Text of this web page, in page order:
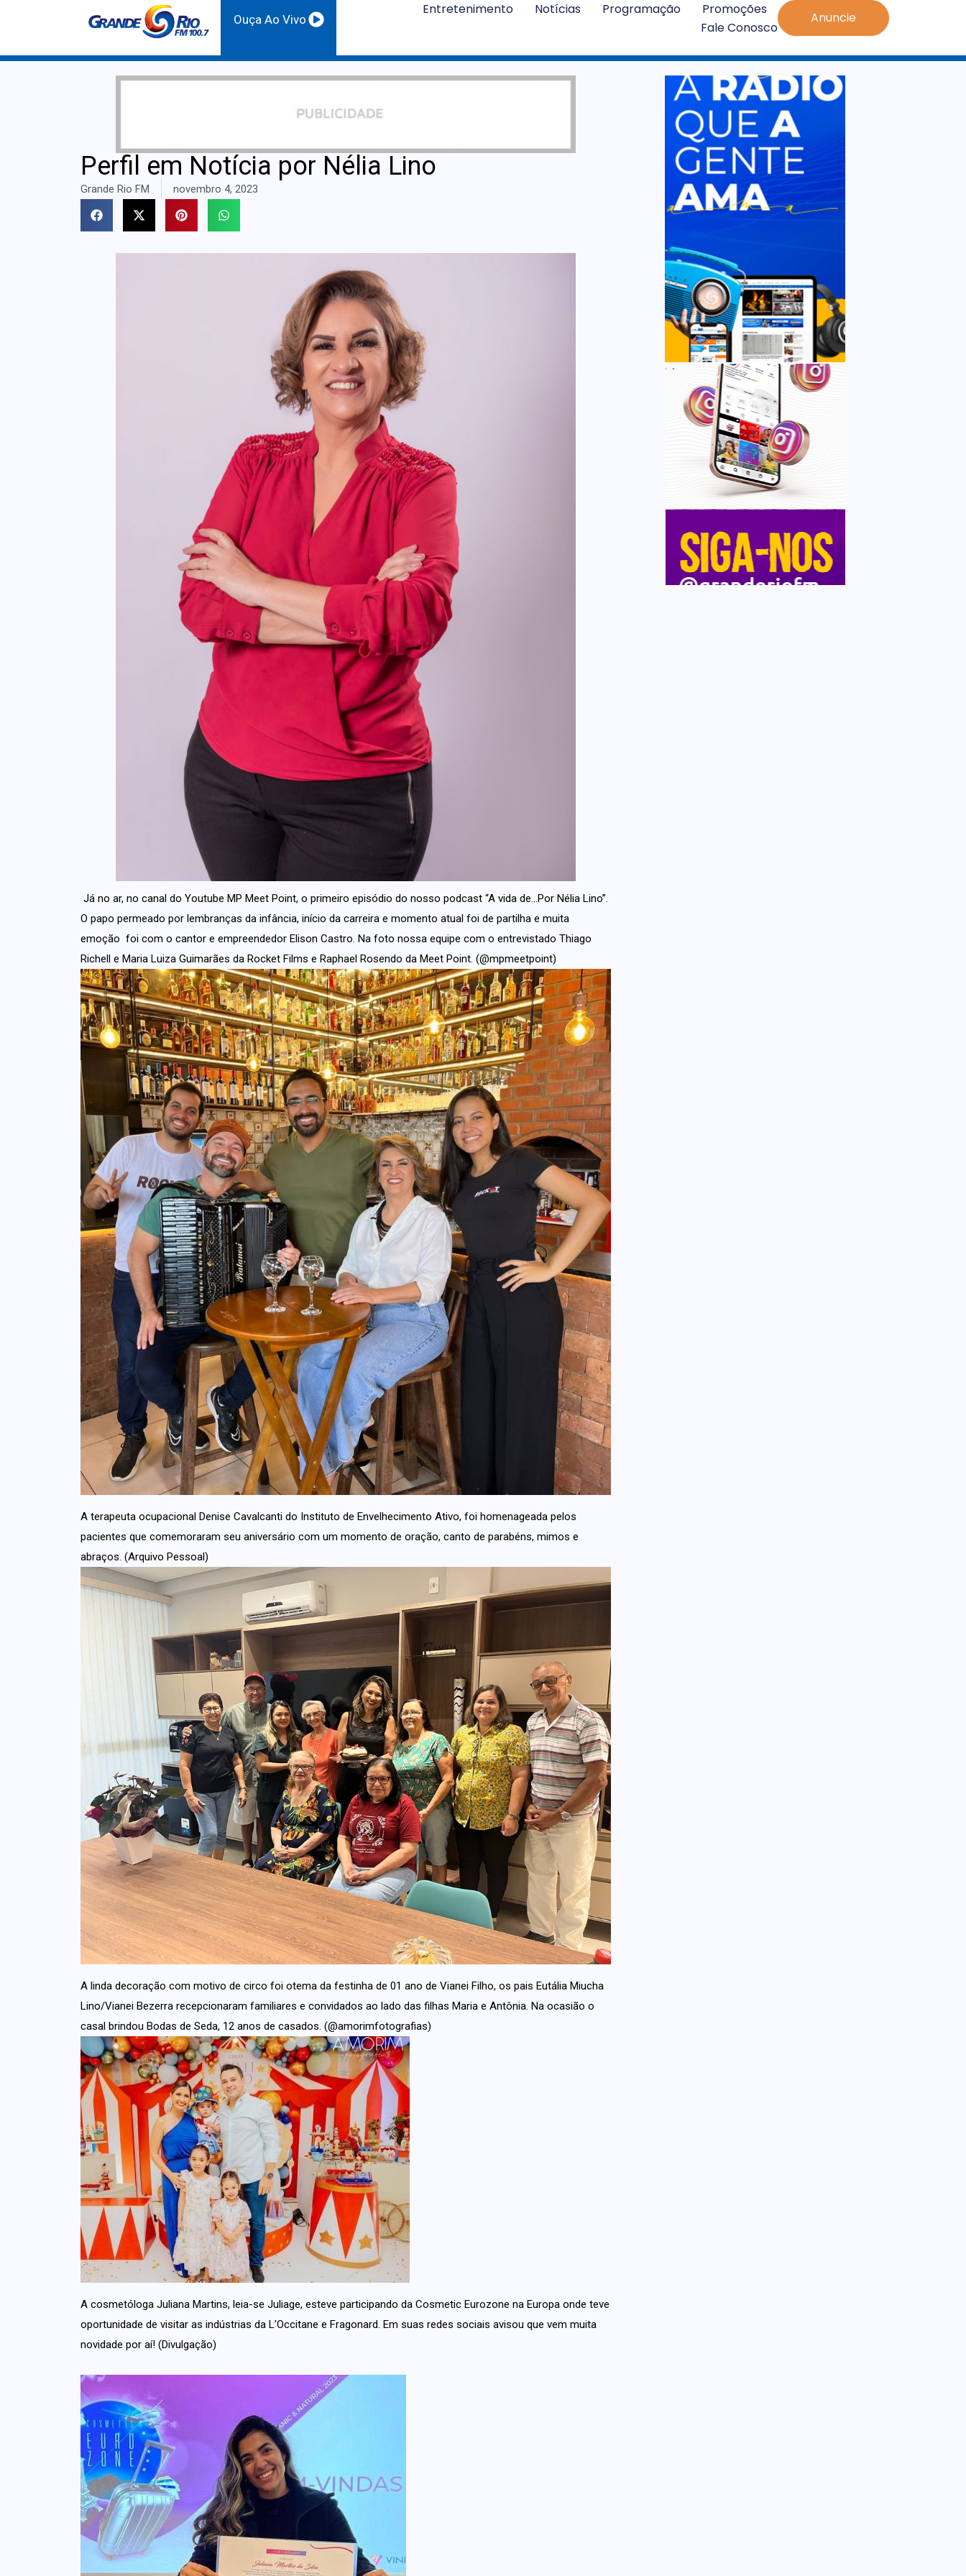
Ouça Ao Vivo
Entretenimento Notícias Programação
Promoções
Fale Conosco
Anuncie
Perfil em Notícia por Nélia Lino
Grande Rio FM novembro 4, 2023
Já no ar, no canal do Youtube MP Meet Point, o primeiro episódio do nosso podcast “A vida de…Por Nélia Lino”.
O papo permeado por lembranças da infância, início da carreira e momento atual foi de partilha e muita
emoção foi com o cantor e empreendedor Elison Castro. Na foto nossa equipe com o entrevistado Thiago
Richell e Maria Luiza Guimarães da Rocket Films e Raphael Rosendo da Meet Point. (@mpmeetpoint)
A terapeuta ocupacional Denise Cavalcanti do Instituto de Envelhecimento Ativo, foi homenageada pelos
pacientes que comemoraram seu aniversário com um momento de oração, canto de parabéns, mimos e
abraços. (Arquivo Pessoal)
A linda decoração com motivo de circo foi otema da festinha de 01 ano de Vianei Filho, os pais Eutália Miucha
Lino/Vianei Bezerra recepcionaram familiares e convidados ao lado das filhas Maria e Antônia. Na ocasião o
casal brindou Bodas de Seda, 12 anos de casados. (@amorimfotografias)
A cosmetóloga Juliana Martins, leia-se Juliage, esteve participando da Cosmetic Eurozone na Europa onde teve
oportunidade de visitar as indústrias da L’Occitane e Fragonard. Em suas redes sociais avisou que vem muita
novidade por aí! (Divulgação)